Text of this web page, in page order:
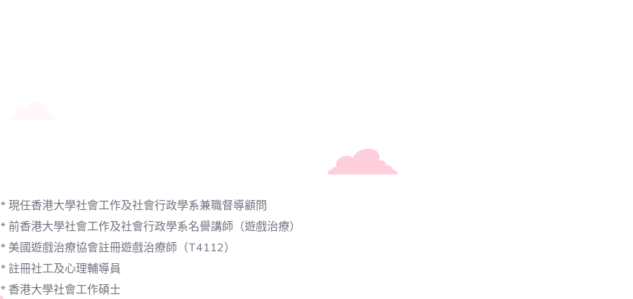
* 現任香港大學社會工作及社會行政學系兼職督導顧問
* 前香港大學社會工作及社會行政學系名譽講師（遊戲治療）
* 美國遊戲治療協會註冊遊戲治療師（T4112）
* 註冊社工及心理輔導員
* 香港大學社會工作碩士